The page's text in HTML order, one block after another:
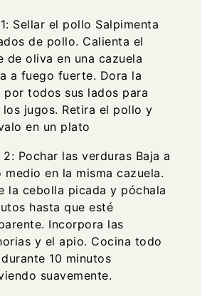
Sellar el pollo Salpimenta
de pollo. Calienta el
de oliva en una cazuela
a fuego fuerte. Dora la
por todos sus lados para
los jugos. Retira el pollo y
en un plato
2: Pochar las verduras Baja a
medio en la misma cazuela.
la cebolla picada y póchala
hasta que esté
Incorpora las
y el apio. Cocina todo
10 minutos
suavemente.